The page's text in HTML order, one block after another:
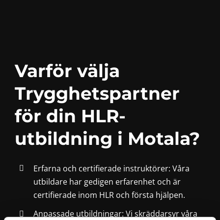
Varför välja
Trygghetspartner
för din HLR-
utbildning i Motala?
Erfarna och certifierade instruktörer: Våra
utbildare har gedigen erfarenhet och är
certifierade inom HLR och första hjälpen.
Anpassade utbildningar: Vi skräddarsyr våra